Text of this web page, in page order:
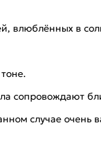
влюблённых в
сопровождают
случае очень